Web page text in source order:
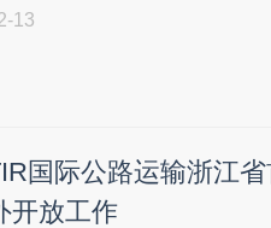
13
国际公路运输浙江
开放工作